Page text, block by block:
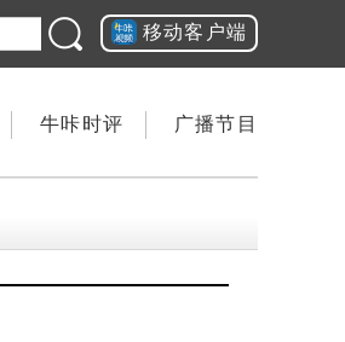
移动客户端
牛咔时评 广播节目